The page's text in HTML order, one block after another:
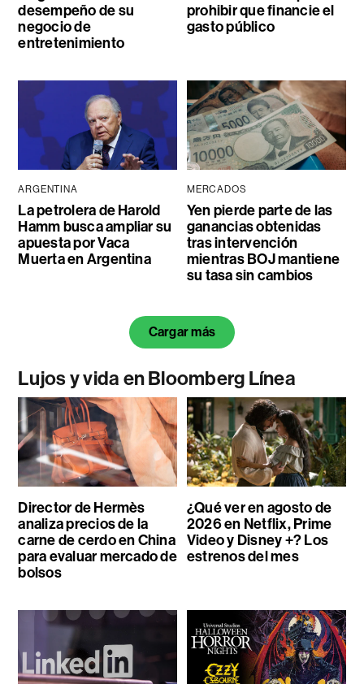
desempeño de su
negocio de
entretenimiento
prohibir que financie el
gasto público
ARGENTINA
La petrolera de Harold
Hamm busca ampliar su
apuesta por Vaca
Muerta en Argentina
MERCADOS
Yen pierde parte de las
ganancias obtenidas
tras intervención
mientras BOJ mantiene
su tasa sin cambios
Cargar más
Lujos y vida en Bloomberg Línea
Director de Hermès
analiza precios de la
carne de cerdo en China
para evaluar mercado de
bolsos
¿Qué ver en agosto de
2026 en Netflix, Prime
Video y Disney +? Los
estrenos del mes